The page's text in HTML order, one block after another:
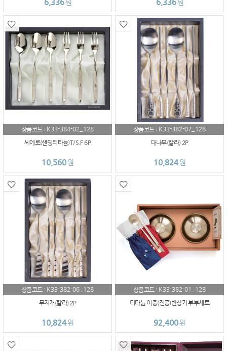
6,336원 6,336원
상품코드 : K33-384-02_128
씨에로(샌딩티타늄)T/S.F 6P
10,560원
상품코드 : K33-382-07_128
대나무(칼라) 2P
10,824원
상품코드 : K33-382-06_128
무지개(칼라) 2P
10,824원
상품코드 : K33-382-01_128
티타늄 이중(진공)반상기 부부세트
92,400원